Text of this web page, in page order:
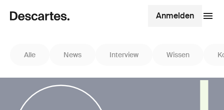
Anmelden
Alle News Interview Wissen